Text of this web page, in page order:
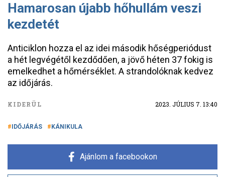
Hamarosan újabb hőhullám veszi
kezdetét
Anticiklon hozza el az idei második hőségperiódust
a hét legvégétől kezdődően, a jövő héten 37 fokig is
emelkedhet a hőmérséklet. A strandolóknak kedvez
az időjárás.
KIDERÜL 2023. JÚLIUS 7. 13:40
IDŐJÁRÁS KÁNIKULA
Ajánlom a facebookon